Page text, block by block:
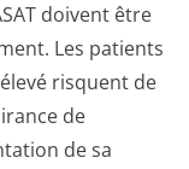
doivent être
Les patients
risquent de
de
de sa